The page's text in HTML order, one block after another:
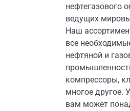
нефтегазового
ведущих
Наш
все
нефтяной и
компрессоры,
многое другое.
вам может